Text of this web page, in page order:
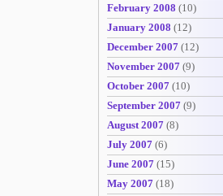
February 2008 (10)
January 2008 (12)
December 2007 (12)
November 2007 (9)
October 2007 (10)
September 2007 (9)
August 2007 (8)
July 2007 (6)
June 2007 (15)
May 2007 (18)